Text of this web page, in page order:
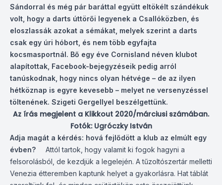
Sándorral és még pár baráttal együtt eltökélt szándékuk
volt, hogy a darts úttörői legyenek a Csallóközben, és
eloszlassák azokat a sémákat, melyek szerint a darts
csak egy úri hóbort, és nem több egyfajta
kocsmasportnál. Bő egy éve Cornisland néven klubot
alapítottak, Facebook-bejegyzéseik pedig arról
tanúskodnak, hogy nincs olyan hétvége – de az ilyen
hétköznap is egyre kevesebb – melyet ne versenyzéssel
töltenének. Szigeti Gergellyel beszélgettünk.
Az írás megjelent a Klikkout 2020/márciusi számában.
Fotók: Ugróczky István
Adja magát a kérdés: hová fejlődött a klub az elmúlt egy
évben?
Attól tartok, hogy valamit ki fogok hagyni a
felsorolásból, de kezdjük a legelején. A tűzoltószertár melletti
Venezia étteremben kaptunk helyet a gyakorlásra. Hat táblát